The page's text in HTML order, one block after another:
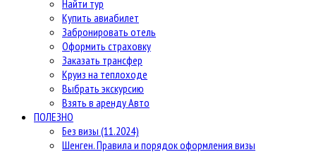
Найти тур
Купить авиабилет
Забронировать отель
Оформить страховку
Заказать трансфер
Круиз на теплоходе
Выбрать экскурсию
Взять в аренду Авто
ПОЛЕЗНО
Без визы (11.2024)
Шенген. Правила и порядок оформления визы